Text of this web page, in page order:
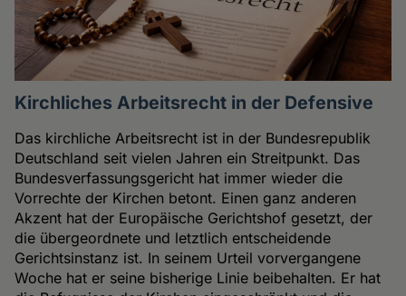
Kirchliches Arbeitsrecht in der Defensive
Das kirchliche Arbeitsrecht ist in der Bundesrepublik
Deutschland seit vielen Jahren ein Streitpunkt. Das
Bundesverfassungsgericht hat immer wieder die
Vorrechte der Kirchen betont. Einen ganz anderen
Akzent hat der Europäische Gerichtshof gesetzt, der
die übergeordnete und letztlich entscheidende
Gerichtsinstanz ist. In seinem Urteil vorvergangene
Woche hat er seine bisherige Linie beibehalten. Er hat